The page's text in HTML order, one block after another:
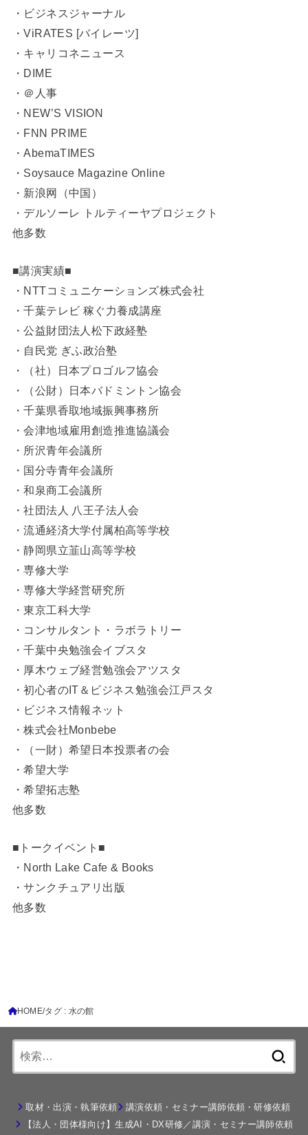
・ビジネスジャーナル
・ViRATES [バイレーツ]
・キャリコネニュース
・DIME
・＠人事
・NEW’S VISION
・FNN PRIME
・AbemaTIMES
・Soysauce Magazine Online
・新浪网（中国）
・デルソーレ トルティーヤプロジェクト
他多数
■講演実績■
・NTTコミュニケーションズ株式会社
・千葉テレビ 稼ぐ力養成講座
・公益財団法人松下政経塾
・自民党 ぎふ政治塾
・（社）日本プロゴルフ協会
・（公財）日本バドミントン協会
・千葉県香取地域振興事務所
・会津地域雇用創造推進協議会
・所沢青年会議所
・国分寺青年会議所
・和泉商工会議所
・社団法人 八王子法人会
・流通経済大学付属柏高等学校
・静岡県立韮山高等学校
・専修大学
・専修大学経営研究所
・東京工科大学
・コンサルタント・ラボラトリー
・千葉中央勉強会イブスタ
・厚木ウェブ経営勉強会アツスタ
・初心者のIT＆ビジネス勉強会江戸スタ
・ビジネス情報ネット
・株式会社Monbebe
・（一財）希望日本投票者の会
・希望大学
・希望拓志塾
他多数
■トークイベント■
・North Lake Cafe & Books
・サンクチュアリ出版
他多数
HOME タグ : 水の館
取材・出演・執筆依頼
講演依頼・セミナー講師依頼・研修依頼
【法人・団体様向け】生成AI・DX研修／講演・セミナー講師依頼